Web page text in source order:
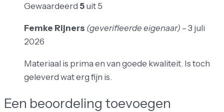
Gewaardeerd 5 uit 5
Femke Rijners (geverifieerde eigenaar) – 3 juli
2026
Materiaal is prima en van goede kwaliteit. Is toch
geleverd wat erg fijn is.
Een beoordeling toevoegen